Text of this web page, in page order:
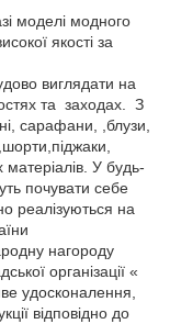
моделі модного
якості за
виглядати на
та заходах. З
сарафани,
,блузи,
матеріалів. У будь-
почувати себе
реалізуються на
нагороду
організації «
удосконалення,
відповідно до